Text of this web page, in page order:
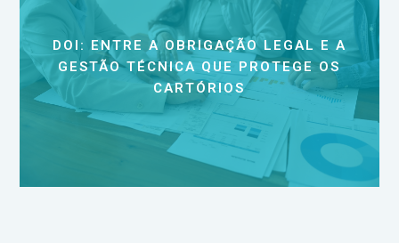
DOI: ENTRE A OBRIGAÇÃO LEGAL E A
GESTÃO TÉCNICA QUE PROTEGE OS
CARTÓRIOS